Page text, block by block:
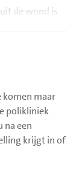
de wond is
vochtig
dag van de
het niet. Bij
koelen.
of een
10 minuten
komen maar
polikliniek
na een
krijgt in of